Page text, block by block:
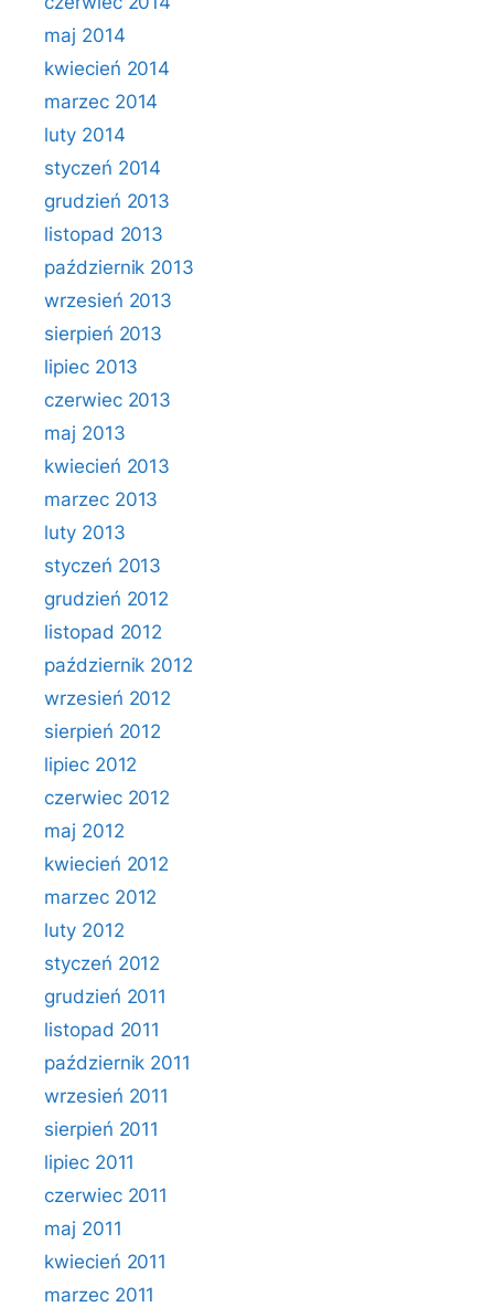
maj 2014
kwiecień 2014
marzec 2014
luty 2014
styczeń 2014
grudzień 2013
listopad 2013
październik 2013
wrzesień 2013
sierpień 2013
lipiec 2013
czerwiec 2013
maj 2013
kwiecień 2013
marzec 2013
luty 2013
styczeń 2013
grudzień 2012
listopad 2012
październik 2012
wrzesień 2012
sierpień 2012
lipiec 2012
czerwiec 2012
maj 2012
kwiecień 2012
marzec 2012
luty 2012
styczeń 2012
grudzień 2011
listopad 2011
październik 2011
wrzesień 2011
sierpień 2011
lipiec 2011
czerwiec 2011
maj 2011
kwiecień 2011
marzec 2011